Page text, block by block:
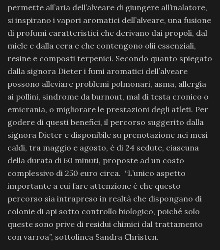
permette all’aria dell’alveare di giungere all’inalatore,
si inspirano i vapori aromatici dell’alveare, una fusione
di profumi caratteristici che derivano dai propoli, dal
miele e dalla cera e che contengono olii essenziali,
resine e composti terpenici. Secondo quanto spiegato
dalla signora Dieter i fumi aromatici dell’alveare
possono alleviare problemi polmonari, asma, allergia
ai pollini, sindrome da burnout, mal di testa cronico o
emicrania, o migliorare le prestazioni degli atleti. Per
godere di questi benefici, il percorso suggerito dalla
signora Dieter e disponibile su prenotazione nei mesi
caldi, tra maggio e agosto, è di 24 sedute, ciascuna
della durata di 60 minuti, proposte ad un costo
complessivo di 250 euro circa. “L’unico aspetto
importante a cui fare attenzione è che questo
percorso sia intrapreso in realtà che dispongano di
colonie di api sotto controllo biologico, poiché solo
queste sono prive di residui chimici dal trattamento
con varroa”, sottolinea Sandra Christen.